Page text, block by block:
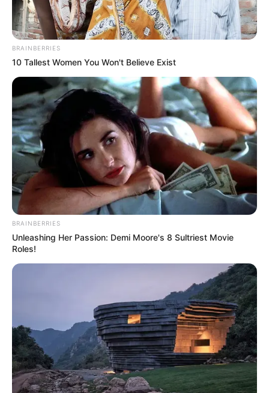
คนวันพฤหัสบดี
ไพ่ประจำวันของท่าน คือ ไพ่ช่วยเหลือ
วันนี้ใครติดขัดเรื่องอะไร จะมีคนยื่นมือเข้ามาช่วย
บางท่านขอพร/บนบานสิ่งศักดิ์สิทธิ์ไว้จะได้อย่างที่
หวัง การงานมีเกณฑ์ได้รับข่าวดี ใครว่างงานอยู่จะมี
คนแนะนำงานให้ การเงินมีความหวังจะได้เงินจาก
การความเมตตา และการเจรจา
คนวันศุกร์
ไพ่ประจำวันของท่าน คือ คือ ไพ่เคราะห์กรรม
วันนี้ระวังเรื่องโรคระบาด งดอยู่ในที่แออัด ด้านการ
ทำงานเจอพวกขี้นินทา ชอบเม้าท์ อาจเจอคนดิส
เครดิตคุณไม่ต้องสนใจครับ เดี๋ยวเขาจะหยุดไปเอง
ด้านการเงินมีค่าใช้จ่ายผูกมัดตัว งดให้กู้ยืม หรือร่วม
ลงทุนในช่วงนี้
คนวันเสาร์
BRAINBERRIES
10 Tallest Women You Won't Believe Exist
BRAINBERRIES
Unleashing Her Passion: Demi Moore's 8 Sultriest Movie
Roles!